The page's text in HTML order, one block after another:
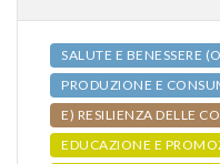
SALUTE E BENESSERE
PRODUZIONE E
E) RESILIENZA DELLE
EDUCAZIONE E